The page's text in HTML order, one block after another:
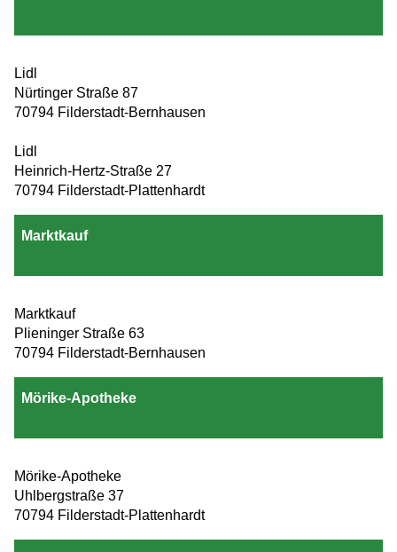
Lidl
Nürtinger Straße 87
70794 Filderstadt-Bernhausen
Lidl
Heinrich-Hertz-Straße 27
70794 Filderstadt-Plattenhardt
Marktkauf
Marktkauf
Plieninger Straße 63
70794 Filderstadt-Bernhausen
Mörike-Apotheke
Mörike-Apotheke
Uhlbergstraße 37
70794 Filderstadt-Plattenhardt